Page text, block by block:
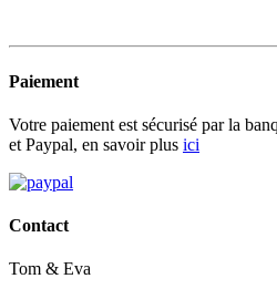
Paiement
Votre paiement est sécurisé par la
et Paypal, en savoir plus ici
Contact
Tom & Eva